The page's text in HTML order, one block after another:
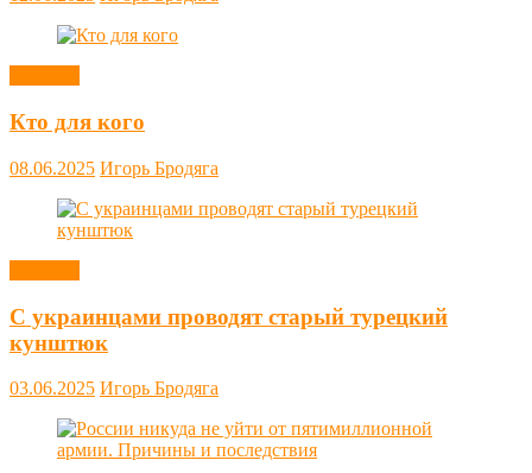
Кто для кого
08.06.2025 Игорь Бродяга
С украинцами проводят старый турецкий
кунштюк
03.06.2025 Игорь Бродяга